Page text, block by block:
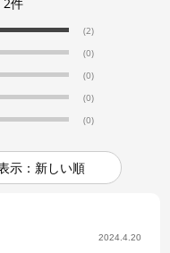
(2)
(0)
(0)
(0)
(0)
示：新しい順
2024.4.20